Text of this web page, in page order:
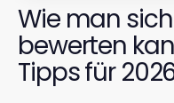
Wie man
bewerten
Tipps für